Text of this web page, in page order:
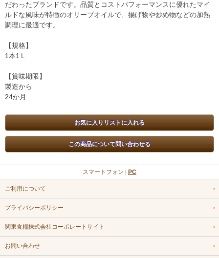
だわったブランドです。品質とコストパフォーマンスに優れたマイ
ルドな風味が特徴のオリーブオイルで、揚げ物や炒め物などの加熱
調理に最適です。
【規格】
1本1Ｌ
【賞味期限】
製造から
24か月
スマートフォン | PC
ご利用について
プライバシーポリシー
関東食糧株式会社コーポレートサイト
お問い合わせ